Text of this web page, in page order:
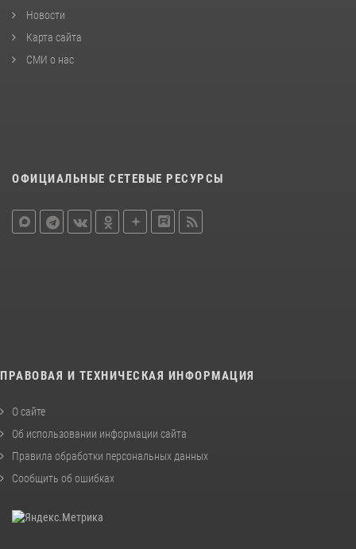
Новости
Карта сайта
СМИ о нас
ОФИЦИАЛЬНЫЕ СЕТЕВЫЕ РЕСУРСЫ
ПРАВОВАЯ И ТЕХНИЧЕСКАЯ ИНФОРМАЦИЯ
О сайте
Об использовании информации сайта
Правила обработки персональных данных
Сообщить об ошибках